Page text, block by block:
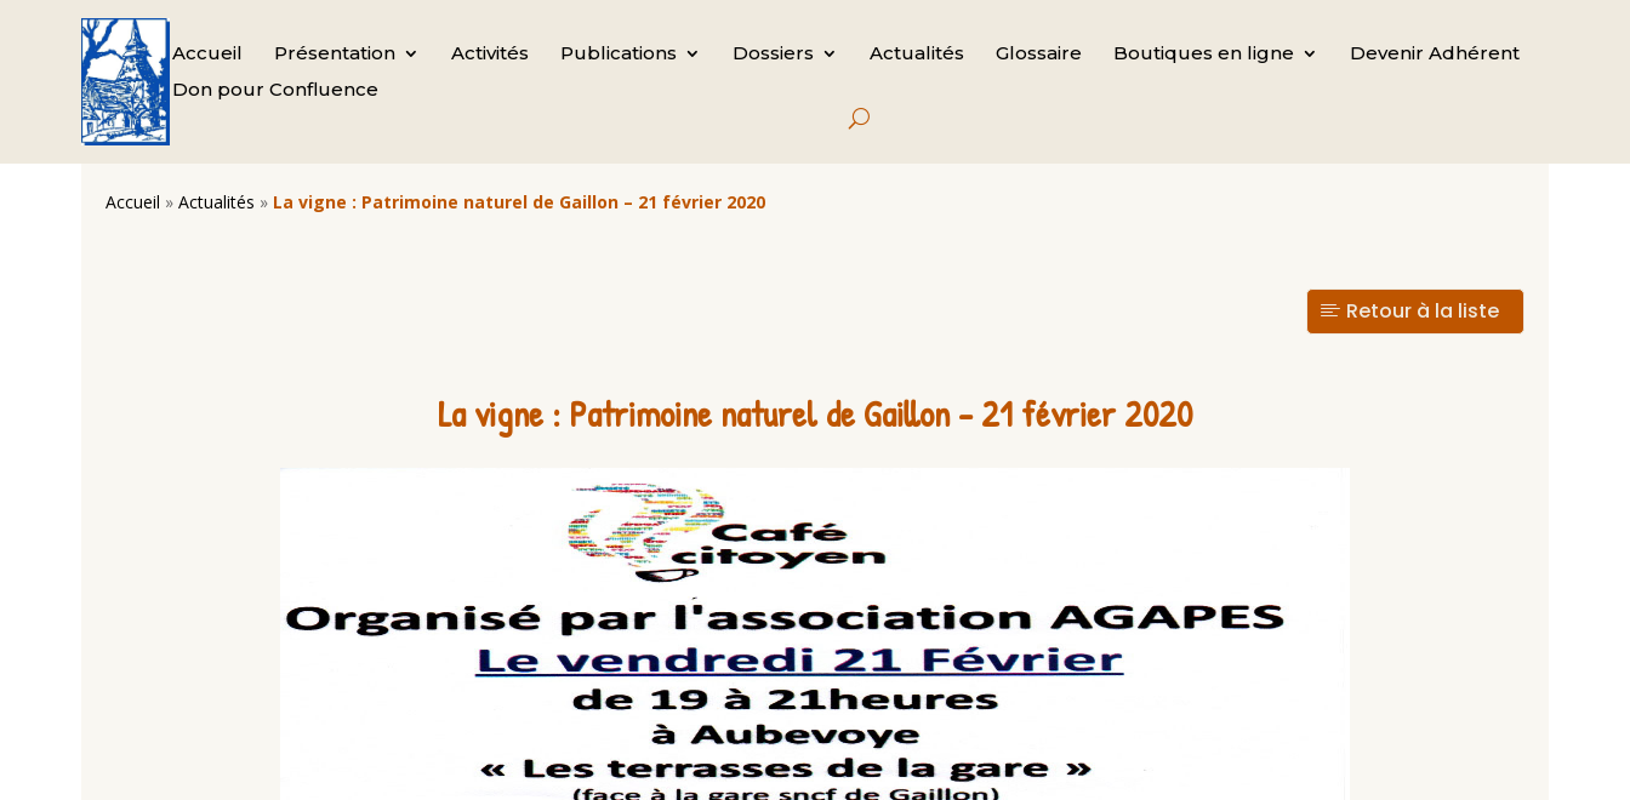
Accueil Présentation Activités Publications Dossiers Actualités Glossaire Boutiques en ligne
Devenir Adhérent
Don pour Confluence
Accueil »Actualités » La vigne : Patrimoine naturel de Gaillon – 21 février 2020
Retour à la liste
La vigne : Patrimoine naturel de Gaillon – 21 février 2020